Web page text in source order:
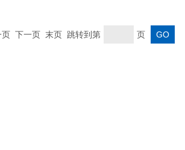
页 下一页 末页 跳转到第 页